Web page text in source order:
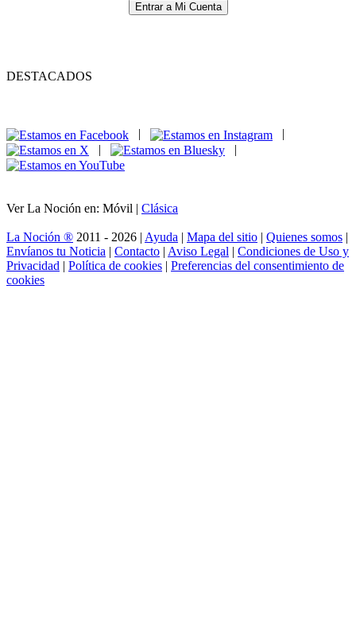
Entrar a Mi Cuenta
DESTACADOS
|
|
Ver La Noción en: Móvil | Clásica
La Noción ® 2011 - 2026 | Ayuda | Mapa del sitio | Quienes somos |
Envíanos tu Noticia | Contacto | Aviso Legal | Condiciones de Uso y
Privacidad | Política de cookies | Preferencias del consentimiento de
cookies